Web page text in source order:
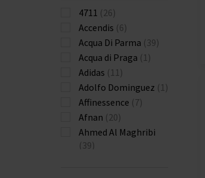
4711 (26)
Accendis (6)
Acqua Di Parma (39)
Acqua di Praga (1)
Adidas (11)
Adolfo Dominguez (1)
Affinessence (7)
Afnan (20)
Ahmed Al Maghribi
(39)